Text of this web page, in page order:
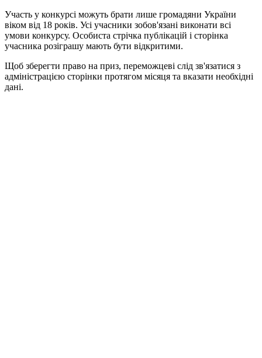
Участь у конкурсі можуть брати лише громадяни України
віком від 18 років. Усі учасники зобов'язані виконати всі
умови конкурсу. Особиста стрічка публікацій і сторінка
учасника розіграшу мають бути відкритими.
Щоб зберегти право на приз, переможцеві слід зв'язатися з
адміністрацією сторінки протягом місяця та вказати необхідні
дані.